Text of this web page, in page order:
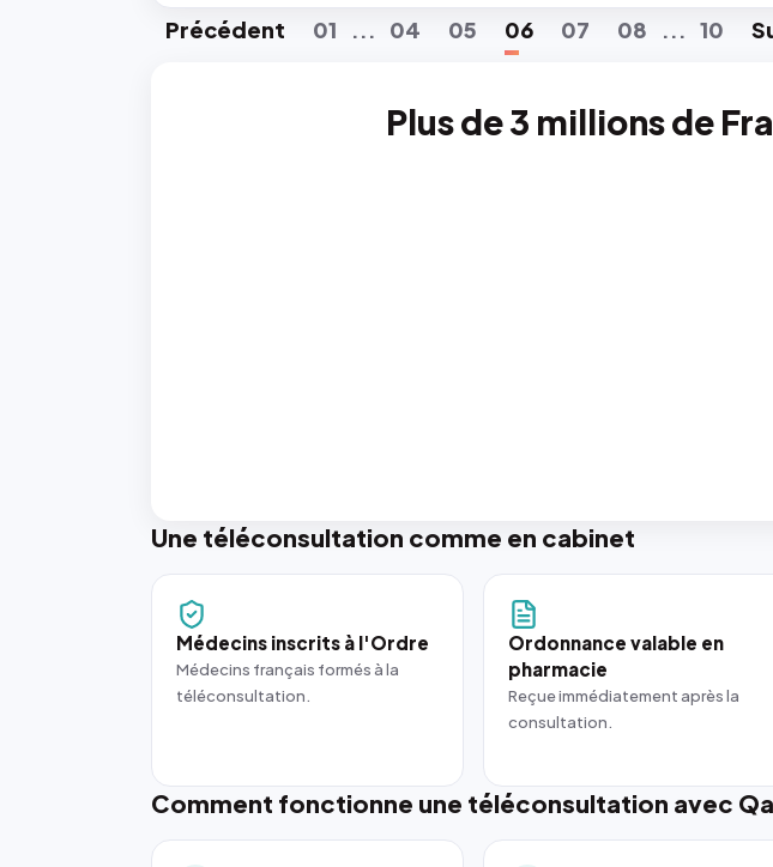
Précédent 01 ... 04 05 06 07 08 ... 10
Plus de 3 millions de
Une téléconsultation comme en cabinet
Médecins inscrits à l'Ordre
Médecins français formés à la
téléconsultation.
Ordonnance valable en
pharmacie
Reçue immédiatement après la
consultation.
Comment fonctionne une téléconsultation avec